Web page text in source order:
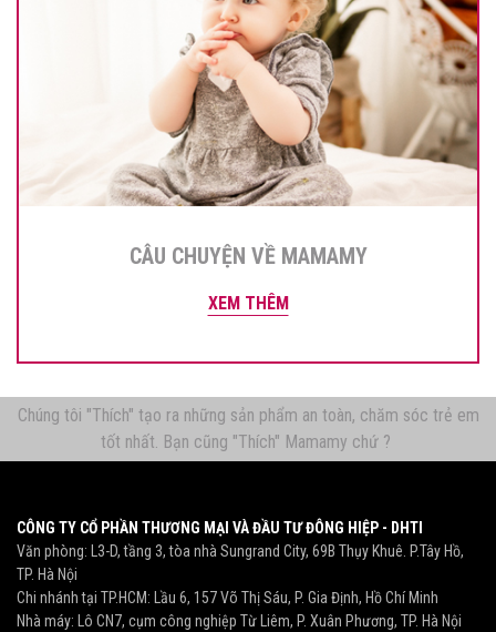
CÂU CHUYỆN VỀ MAMAMY
XEM THÊM
Chúng tôi "Thích" tạo ra những sản phẩm an toàn, chăm sóc trẻ em
tốt nhất. Bạn cũng "Thích" Mamamy chứ ?
CÔNG TY CỔ PHẦN THƯƠNG MẠI VÀ ĐẦU TƯ ĐÔNG HIỆP - DHTI
Văn phòng: L3-D, tầng 3, tòa nhà Sungrand City, 69B Thụy Khuê. P.Tây Hồ,
TP. Hà Nội
Chi nhánh tại TP.HCM: Lầu 6, 157 Võ Thị Sáu, P. Gia Định, Hồ Chí Minh
Nhà máy: Lô CN7, cụm công nghiệp Từ Liêm, P. Xuân Phương, TP. Hà Nội